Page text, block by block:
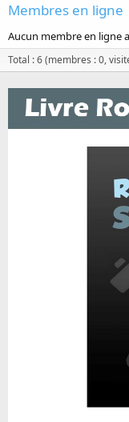
Membres en ligne
Aucun membre en ligne
Total : 6 (membres : 0,